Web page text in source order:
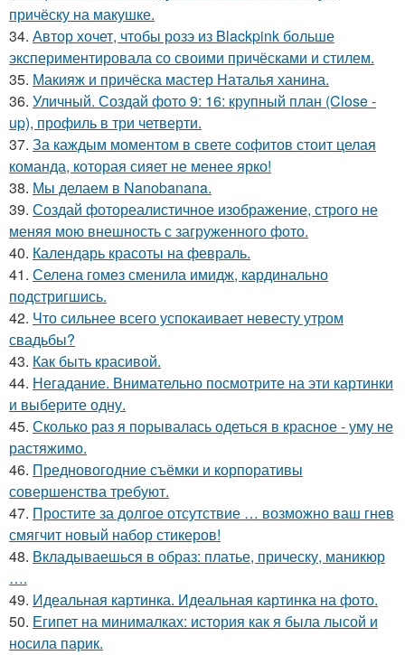
причёску на макушке.
34. Автор хочет, чтобы розэ из Blackpink больше
экспериментировала со своими причёсками и стилем.
35. Макияж и причёска мастер Наталья ханина.
36. Уличный. Создай фото 9: 16: крупный план (Close -
up), профиль в три четверти.
37. За каждым моментом в свете софитов стоит целая
команда, которая сияет не менее ярко!
38. Мы делаем в Nanobanana.
39. Создай фотореалистичное изображение, строго не
меняя мою внешность с загруженного фото.
40. Календарь красоты на февраль.
41. Селена гомез сменила имидж, кардинально
подстригшись.
42. Что сильнее всего успокаивает невесту утром
свадьбы?
43. Как быть красивой.
44. Негадание. Внимательно посмотрите на эти картинки
и выберите одну.
45. Сколько раз я порывалась одеться в красное - уму не
растяжимо.
46. Предновогодние съёмки и корпоративы
совершенства требуют.
47. Простите за долгое отсутствие … возможно ваш гнев
смягчит новый набор стикеров!
48. Вкладываешься в образ: платье, прическу, маникюр
….
49. Идеальная картинка. Идеальная картинка на фото.
50. Египет на минималках: история как я была лысой и
носила парик.